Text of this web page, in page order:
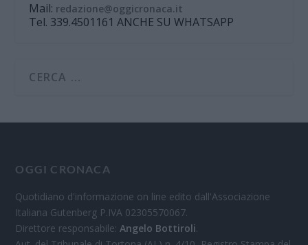
Mail: redazione@oggicronaca.it
Tel. 339.4501161 ANCHE SU WHATSAPP
OGGI CRONACA
Quotidiano d'informazione on line edito dall'Associazione
Italiana Gutenberg P.IVA 02305570067.
Direttore responsabile:Angelo Bottiroli.